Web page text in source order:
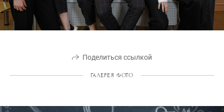
Поделиться ссылкой
ГАЛЕРЕЯ ФОТО